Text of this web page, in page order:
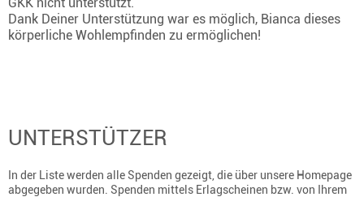
Dank Deiner Unterstützung war es möglich, Bianca dieses
körperliche Wohlempfinden zu ermöglichen!
UNTERSTÜTZER
In der Liste werden alle Spenden gezeigt, die über unsere Homepage
abgegeben wurden. Spenden mittels Erlagscheinen bzw. von Ihrem